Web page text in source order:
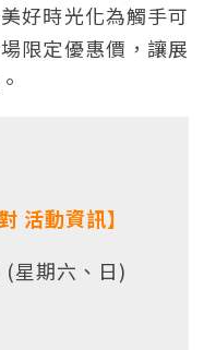
好時光化為觸手可
限定優惠價，讓展
活動資訊】
星期六、日)